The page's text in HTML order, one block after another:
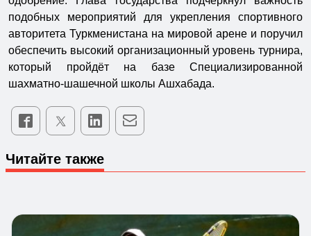
подобных мероприятий для укрепления спортивного
авторитета Туркменистана на мировой арене и поручил
обеспечить высокий организационный уровень турнира,
который пройдёт на базе Специализированной
шахматно-шашечной школы Ашхабада.
Читайте также